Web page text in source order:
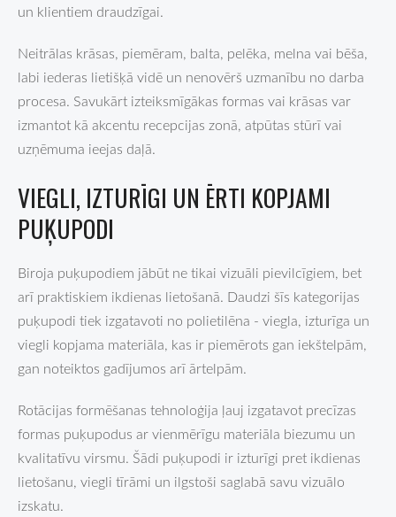
un klientiem draudzīgai.
Neitrālas krāsas, piemēram, balta, pelēka, melna vai bēša,
labi iederas lietišķā vidē un nenovērš uzmanību no darba
procesa. Savukārt izteiksmīgākas formas vai krāsas var
izmantot kā akcentu recepcijas zonā, atpūtas stūrī vai
uzņēmuma ieejas daļā.
VIEGLI, IZTURĪGI UN ĒRTI KOPJAMI
PUĶUPODI
Biroja puķupodiem jābūt ne tikai vizuāli pievilcīgiem, bet
arī praktiskiem ikdienas lietošanā. Daudzi šīs kategorijas
puķupodi tiek izgatavoti no polietilēna - viegla, izturīga un
viegli kopjama materiāla, kas ir piemērots gan iekštelpām,
gan noteiktos gadījumos arī ārtelpām.
Rotācijas formēšanas tehnoloģija ļauj izgatavot precīzas
formas puķupodus ar vienmērīgu materiāla biezumu un
kvalitatīvu virsmu. Šādi puķupodi ir izturīgi pret ikdienas
lietošanu, viegli tīrāmi un ilgstoši saglabā savu vizuālo
izskatu.